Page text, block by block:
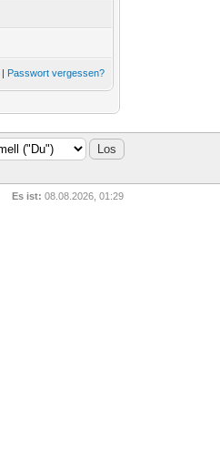
| Passwort vergessen?
Es ist: 08.08.2026, 01:29